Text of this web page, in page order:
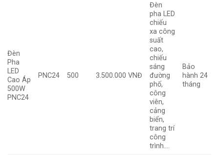
Đèn
Pha
LED
Cao Áp
500W
PNC24
PNC24 500 3.500.000 VNĐ
Đèn
pha LED
chiếu
xa công
suất
cao,
chiếu
sáng
đường
phố,
công
viên,
cảng
biển,
trang trí
công
trình….
Bảo
hành 24
tháng